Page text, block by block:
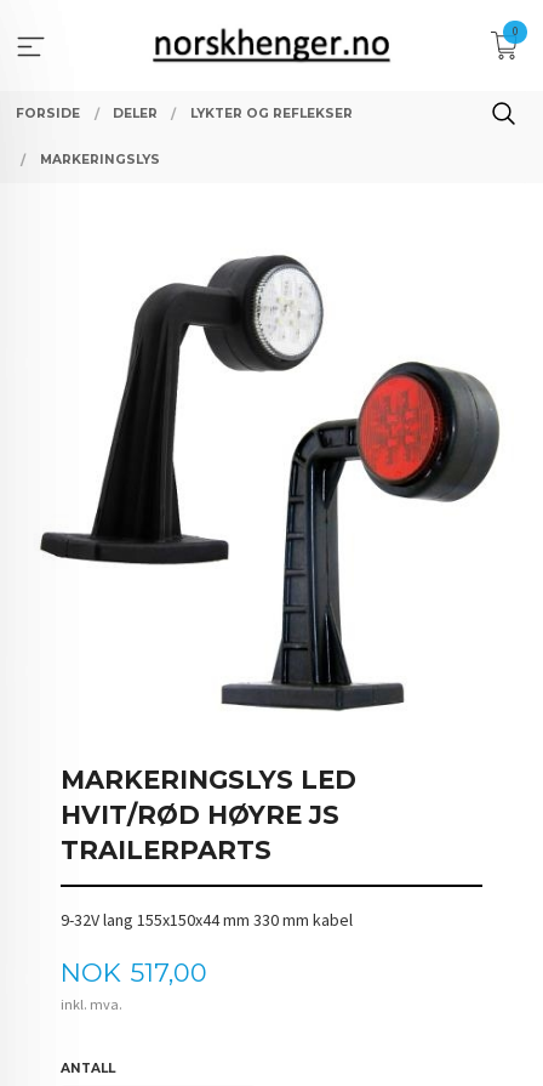
innholdet
0
FORSIDE DELER LYKTER OG REFLEKSER
MARKERINGSLYS
MARKERINGSLYS LED
HVIT/RØD HØYRE JS
TRAILERPARTS
9-32V lang 155x150x44 mm 330 mm kabel
Pris
NOK 517,00
inkl. mva.
ANTALL